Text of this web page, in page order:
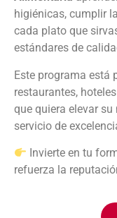
higiénicas, cumplir
cada plato que
estándares de
Este programa está
restaurantes,
que quiera elevar
servicio de
Invierte en tu
refuerza la